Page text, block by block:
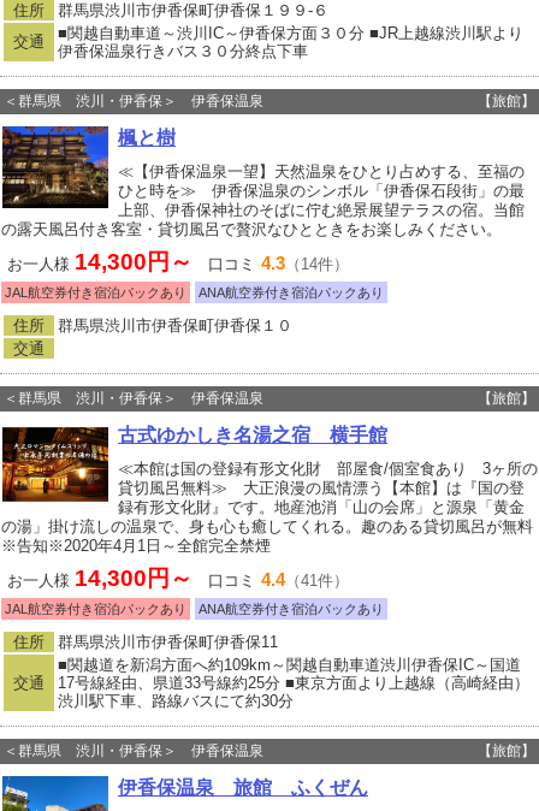
住所
群馬県渋川市伊香保町伊香保１９９‐６
交通
■関越自動車道～渋川IC～伊香保方面３０分 ■JR上越線渋川駅より
伊香保温泉行きバス３０分終点下車
＜群馬県 渋川・伊香保＞ 伊香保温泉 【旅館】
楓と樹
≪【伊香保温泉一望】天然温泉をひとり占めする、至福の
ひと時を≫ 伊香保温泉のシンボル「伊香保石段街」の最
上部、伊香保神社のそばに佇む絶景展望テラスの宿。当館
の露天風呂付き客室・貸切風呂で贅沢なひとときをお楽しみください。
お一人様 14,300円～ 口コミ 4.3 （14件）
JAL航空券付き宿泊パックあり ANA航空券付き宿泊パックあり
住所
群馬県渋川市伊香保町伊香保１０
交通
＜群馬県 渋川・伊香保＞ 伊香保温泉 【旅館】
古式ゆかしき名湯之宿 横手館
≪本館は国の登録有形文化財 部屋食/個室食あり 3ヶ所の
貸切風呂無料≫ 大正浪漫の風情漂う【本館】は『国の登
録有形文化財』です。地産池消「山の会席」と源泉「黄金
の湯」掛け流しの温泉で、身も心も癒してくれる。趣のある貸切風呂が無料
※告知※2020年4月1日～全館完全禁煙
お一人様 14,300円～ 口コミ 4.4（41件）
JAL航空券付き宿泊パックあり ANA航空券付き宿泊パックあり
住所 群馬県渋川市伊香保町伊香保11
交通
■関越道を新潟方面へ約109km～関越自動車道渋川伊香保IC～国道
17号線経由、県道33号線約25分 ■東京方面より上越線（高崎経由）
渋川駅下車、路線バスにて約30分
＜群馬県 渋川・伊香保＞ 伊香保温泉 【旅館】
伊香保温泉 旅館 ふくぜん